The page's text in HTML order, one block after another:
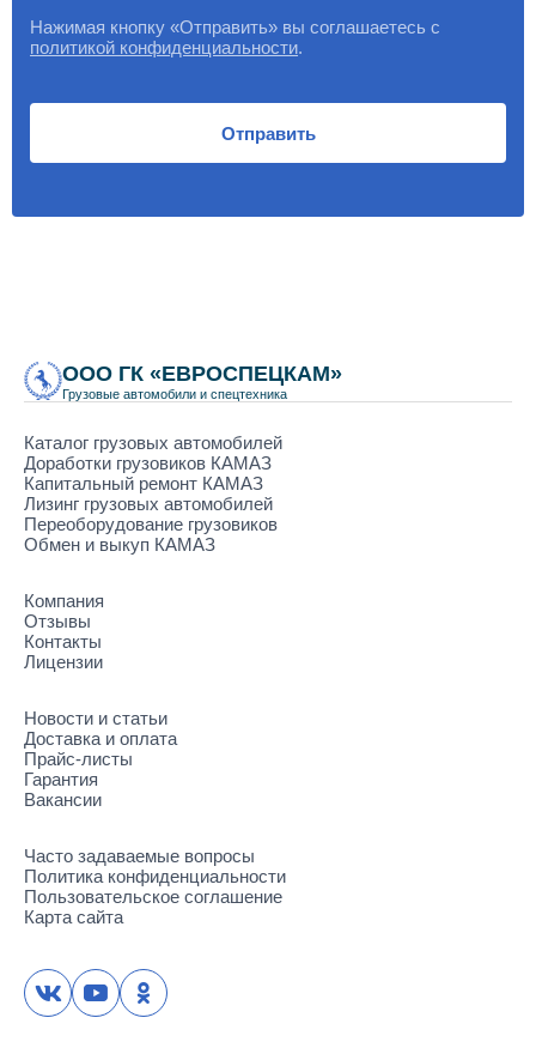
Нажимая кнопку «Отправить» вы соглашаетесь с
политикой конфиденциальности.
Отправить
ООО ГК «ЕВРОСПЕЦКАМ»
Грузовые автомобили и спецтехника
Каталог грузовых автомобилей
Доработки грузовиков КАМАЗ
Капитальный ремонт КАМАЗ
Лизинг грузовых автомобилей
Переоборудование грузовиков
Обмен и выкуп КАМАЗ
Компания
Отзывы
Контакты
Лицензии
Новости и статьи
Доставка и оплата
Прайс-листы
Гарантия
Вакансии
Часто задаваемые вопросы
Политика конфиденциальности
Пользовательское соглашение
Карта сайта